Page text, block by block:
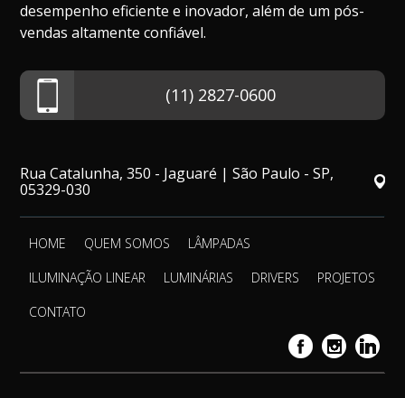
desempenho eficiente e inovador, além de um pós-
vendas altamente confiável.
(11) 2827-0600
Rua Catalunha, 350 - Jaguaré | São Paulo - SP,
05329-030
HOME QUEM SOMOS
LÂMPADAS
ILUMINAÇÃO LINEAR
LUMINÁRIAS DRIVERS
PROJETOS
CONTATO